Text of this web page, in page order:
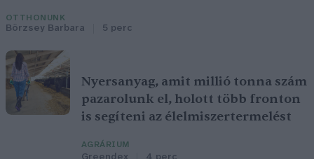
OTTHONUNK
Börzsey Barbara 5 perc
Nyersanyag, amit millió tonna szám
pazarolunk el, holott több fronton
is segíteni az élelmiszertermelést
AGRÁRIUM